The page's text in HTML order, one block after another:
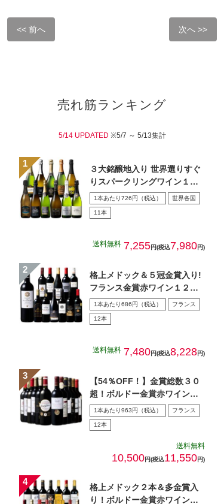
<< 前へ 次へ >>
売れ筋ランキング
5/14 UPDATED ※5/7 ～ 5/13集計
３大銘醸地入り 世界選りすぐ
りスパークリングワイン１１
本セット 第４３弾
1本あたり726円（税込） 世界各国
11本
送料無料 7,255円(税込7,980円)
格上メドック＆５冠金賞入り!
フランス金賞赤ワイン１２本
セット 第１０８弾
1本あたり686円（税込） フランス
12本
送料無料 7,480円(税込8,228円)
【54％OFF！】金賞総数３０
超！ボルドー金賞赤ワイン１
２本セット 第１5弾
1本あたり963円（税込） フランス
12本
送料無料
10,500円(税込11,550円)
格上メドック２本＆多金賞入
り！ボルドー金賞赤ワイン１